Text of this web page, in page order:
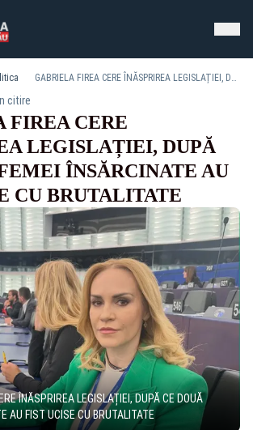
GABRIELA FIREA CERE ÎNĂSPRIREA LEGISLAȚIEI, DUPĂ CE DOUĂ FEMEI ÎNSĂRCINATE AU FIST UCISE CU BRUTALITATE
citire
FIREA CERE
LEGISLAȚIEI, DUPĂ
ÎNSĂRCINATE AU
CU BRUTALITATE
ÎNĂSPRIREA LEGISLAȚIEI, DUPĂ CE DOUĂ
AU FIST UCISE CU BRUTALITATE